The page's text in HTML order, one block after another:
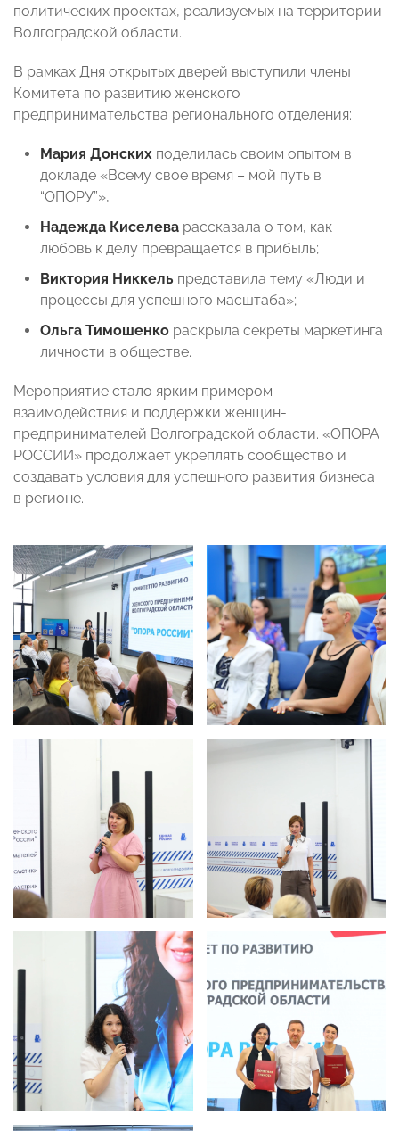
политических проектах, реализуемых на территории
Волгоградской области.
В рамках Дня открытых дверей выступили члены
Комитета по развитию женского
предпринимательства регионального отделения:
Мария Донских поделилась своим опытом в
докладе «Всему свое время – мой путь в
“ОПОРУ”»,
Надежда Киселева рассказала о том, как
любовь к делу превращается в прибыль;
Виктория Никкель представила тему «Люди и
процессы для успешного масштаба»;
Ольга Тимошенко раскрыла секреты маркетинга
личности в обществе.
Мероприятие стало ярким примером
взаимодействия и поддержки женщин-
предпринимателей Волгоградской области. «ОПОРА
РОССИИ» продолжает укреплять сообщество и
создавать условия для успешного развития бизнеса
в регионе.